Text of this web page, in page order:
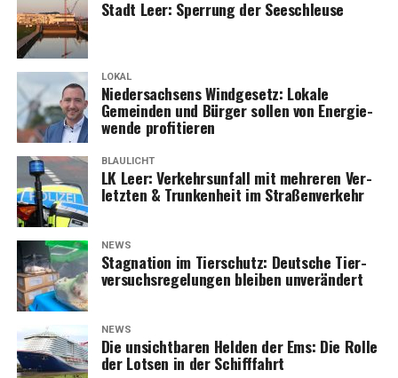
Stadt Leer: Sper­rung der Seeschleuse
LOKAL
Nie­der­sach­sens Wind­ge­setz: Loka­le
Gemein­den und Bür­ger sol­len von Ener­gie­
wen­de profitieren
BLAULICHT
LK Leer: Ver­kehrs­un­fall mit meh­re­ren Ver­
letz­ten & Trun­ken­heit im Straßenverkehr
NEWS
Sta­gna­ti­on im Tier­schutz: Deut­sche Tier­
ver­suchs­re­ge­lun­gen blei­ben unverändert
NEWS
Die unsicht­ba­ren Hel­den der Ems: Die Rol­le
der Lot­sen in der Schifffahrt